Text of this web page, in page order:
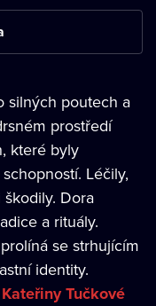
silných poutech a
prostředí
které byly
Léčily,
škodily. Dora
a rituály.
se strhujícím
identity.
Kateřiny Tučkové